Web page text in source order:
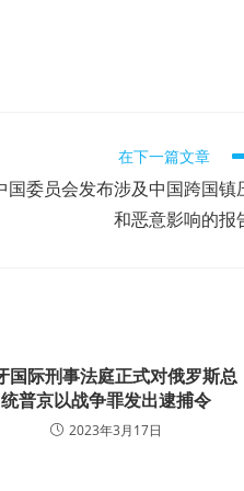
在下一篇文章
国委员会发布涉及中国跨国镇
和恶意影响的报
国际刑事法庭正式对俄罗斯总
统普京以战争罪发出逮捕令
2023年3月17日